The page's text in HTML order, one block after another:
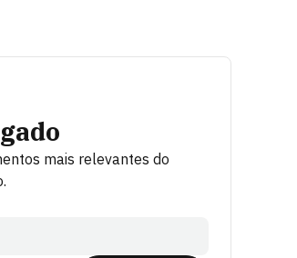
mais relevantes do